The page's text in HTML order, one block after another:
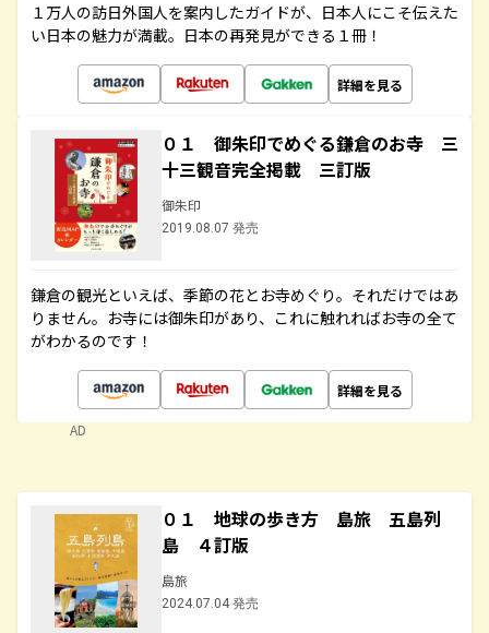
１万人の訪日外国人を案内したガイドが、日本人にこそ伝えた
い日本の魅力が満載。日本の再発見ができる１冊！
詳細を見る
０１ 御朱印でめぐる鎌倉のお寺 三
十三観音完全掲載 三訂版
御朱印
2019.08.07 発売
鎌倉の観光といえば、季節の花とお寺めぐり。それだけではあ
りません。お寺には御朱印があり、これに触れればお寺の全て
がわかるのです！
詳細を見る
AD
０１ 地球の歩き方 島旅 五島列
島 ４訂版
島旅
2024.07.04 発売